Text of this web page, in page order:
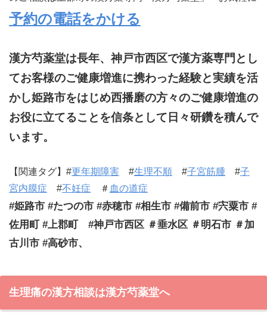
予約の電話をかける
漢方芍薬堂は長年、神戸市西区で漢方薬専門とし
てお客様のご健康増進に携わった経験と実績を活
かし姫路市をはじめ西播磨の方々のご健康増進の
お役に立てることを信条として日々研鑽を積んで
います。
【関連タグ】#更年期障害 #生理不順 #子宮筋腫 #子
宮内膜症 #不妊症 ＃ 血の道症
#姫路市 #たつの市 #赤穂市 #相生市 #備前市 #宍粟市 #
佐用町 #上郡町 #神戸市西区 ＃垂水区 ＃明石市 ＃加
古川市 #高砂市、
生理痛の漢方相談は漢方芍薬堂へ